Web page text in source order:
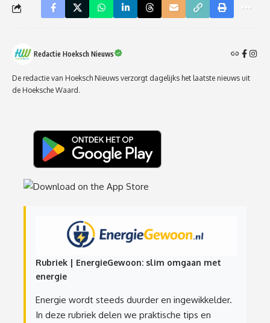
Redactie Hoeksch Nieuws
De redactie van Hoeksch Nieuws verzorgt dagelijks het laatste nieuws uit
de Hoeksche Waard.
Rubriek | EnergieGewoon: slim omgaan met
energie
Energie wordt steeds duurder en ingewikkelder.
In deze rubriek delen we praktische tips en